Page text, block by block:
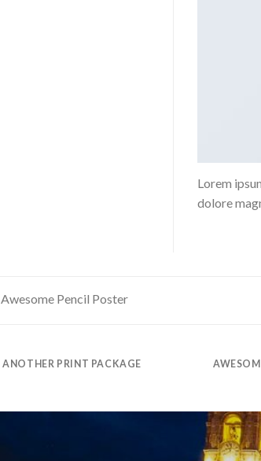
Lorem
dolore
Awesome Pencil Poster
ANOTHER PRINT PACKAGE